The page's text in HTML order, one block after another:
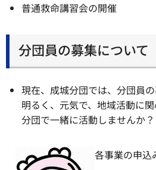
普通救命講習会の開催
分団員の募集について
現在、成城分団では、分団員の
明るく、元気で、地域活動に
分団で一緒に活動しませんか？
各事業の申込